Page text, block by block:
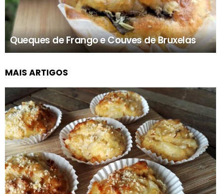
Queques de Frango e Couves de Bruxelas
MAIS ARTIGOS